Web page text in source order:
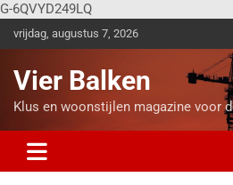
G-6QVYD249LQ
vrijdag, augustus 7, 2026
Vier Balken
Klus en woonstijlen magazine voor